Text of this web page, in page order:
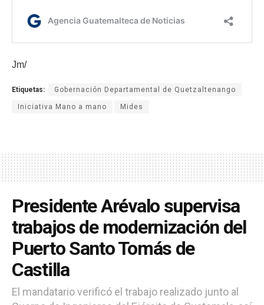
Jm/
Etiquetas: Gobernación Departamental de Quetzaltenango
Iniciativa Mano a mano Mides
Presidente Arévalo supervisa
trabajos de modernización del
Puerto Santo Tomás de
Castilla
El mandatario verificó el trabajo realizado junto al